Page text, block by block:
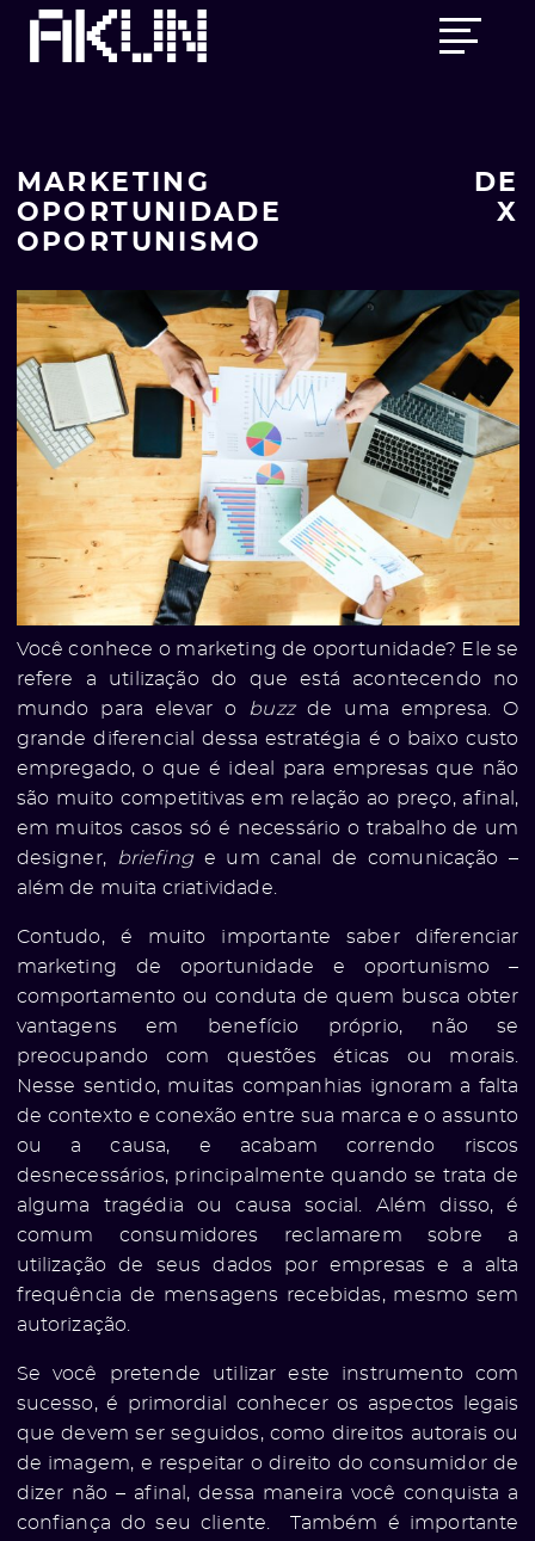
Main
Skip
MARKETING DE
OPORTUNIDADE X
OPORTUNISMO
Você conhece o marketing de oportunidade? Ele se
refere a utilização do que está acontecendo no
mundo para elevar o
buzzde uma empresa. O
grande diferencial dessa estratégia é o baixo custo
empregado, o que é ideal para empresas que não
são muito competitivas em relação ao preço, afinal,
em muitos casos só é necessário o trabalho de um
designer,
briefing e um canal de comunicação –
além de muita criatividade.
Contudo, é muito importante saber diferenciar
marketing de oportunidade e oportunismo –
comportamento ou conduta de quem busca obter
vantagens em benefício próprio, não se
preocupando com questões éticas ou morais.
Nesse sentido, muitas companhias ignoram a falta
de contexto e conexão entre sua marca e o assunto
ou a causa, e acabam correndo riscos
desnecessários, principalmente quando se trata de
alguma tragédia ou causa social. Além disso, é
comum consumidores reclamarem sobre a
utilização de seus dados por empresas e a alta
frequência de mensagens recebidas, mesmo sem
autorização.
Se você pretende utilizar este instrumento com
sucesso, é primordial conhecer os aspectos legais
que devem ser seguidos, como direitos autorais ou
de imagem, e respeitar o direito do consumidor de
dizer não – afinal, dessa maneira você conquista a
confiança do seu cliente. Também é importante